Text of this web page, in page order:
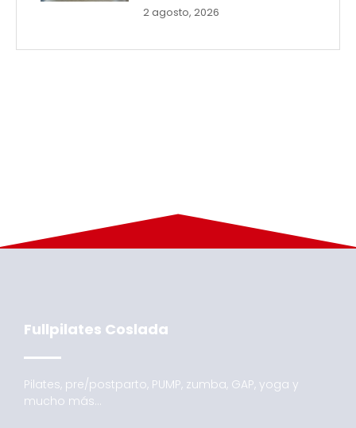
2 agosto, 2026
Fullpilates Coslada
Pilates, pre/postparto, PUMP, zumba, GAP, yoga y
mucho más…